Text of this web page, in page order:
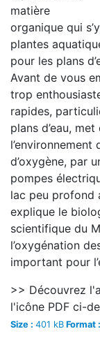
matière
organique qui
plantes
pour les plans
Avant de vous
trop
rapides,
plans d’eau,
l’environnement
d’oxygène, par
pompes
lac peu profond
explique le
scientifique du
l’oxygénation
important pour
>> Découvrez
l'icône PDF ci-
Size : 401 kB Format :